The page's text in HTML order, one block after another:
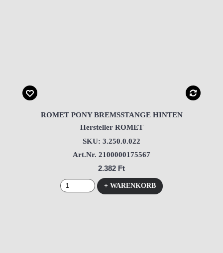
ROMET PONY BREMSSTANGE HINTEN
Hersteller ROMET
SKU: 3.250.0.022
Art.Nr. 2100000175567
2.382 Ft
+ WARENKORB